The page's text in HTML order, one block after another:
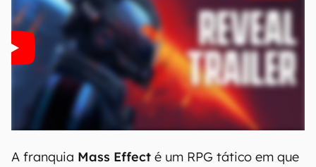
A franquia Mass Effect é um RPG tático em que